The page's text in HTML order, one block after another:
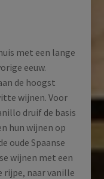
met een lange
eeuw.
de hoogst
wijnen. Voor
druif de basis
hun wijnen op
oude Spaanse
wijnen met een
rijpe, naar vanille